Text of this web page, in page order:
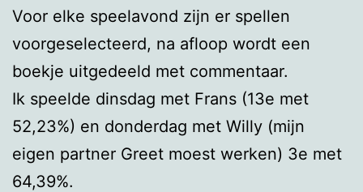
Voor elke speelavond zijn er spellen
voorgeselecteerd, na afloop wordt een
boekje uitgedeeld met commentaar.
Ik speelde dinsdag met Frans (13e met
52,23%) en donderdag met Willy (mijn
eigen partner Greet moest werken) 3e met
64,39%.